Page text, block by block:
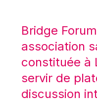
Mario
Mario Monti
Maroš
Martin Bailey
Martine
Bridge
association
constituée à
servir de
discussion